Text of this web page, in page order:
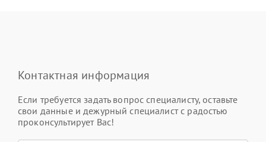
Контактная информация
Если требуется задать вопрос специалисту, оставьте
свои данные и дежурный специалист с радостью
проконсультирует Вас!